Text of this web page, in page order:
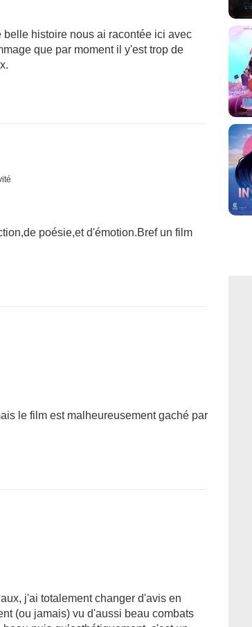
histoire nous ai racontée ici avec
que par moment il y'est trop de
poésie,et d'émotion.Bref un film
le film est malheureusement gaché par
j'ai totalement changer d'avis en
(ou jamais) vu d'aussi beau combats